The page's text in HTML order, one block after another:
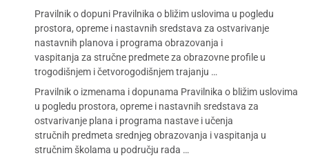
Pravilnik o dopuni Pravilnika o bližim uslovima u pogledu
prostora, opreme i nastavnih sredstava za ostvarivanje
nastavnih planova i programa obrazovanja i
vaspitanja za stručne predmete za obrazovne profile u
trogodišnjem i četvorogodišnjem trajanju …
Pravilnik o izmenama i dopunama Pravilnika o bližim uslovima
u pogledu prostora, opreme i nastavnih sredstava za
ostvarivanje plana i programa nastave i učenja
stručnih predmeta srednjeg obrazovanja i vaspitanja u
stručnim školama u području rada …